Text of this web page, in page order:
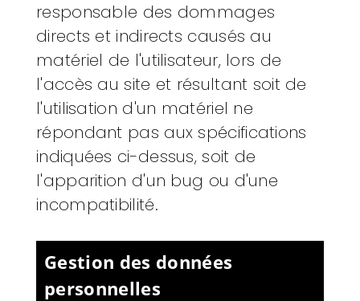
responsable des dommages
directs et indirects causés au
matériel de l'utilisateur, lors de
l'accès au site et résultant soit de
l'utilisation d'un matériel ne
répondant pas aux spécifications
indiquées ci-dessus, soit de
l'apparition d'un bug ou d'une
incompatibilité.
Gestion des données
personnelles